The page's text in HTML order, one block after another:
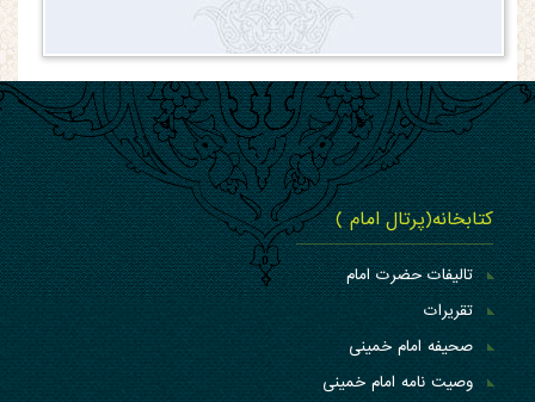
کتابخانه(پرتال امام )
تالیفات حضرت امام
تقریرات
صحیفه امام خمینی
وصیت نامه امام خمینی